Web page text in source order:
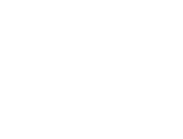
C 940 được thiết kế để dễ dàng lắp
toàn và hiệu quả, chúng tôi khuyến
của chip Philips CertaFlux
SLM C 940 có tuổi thọ trung bình lên tới